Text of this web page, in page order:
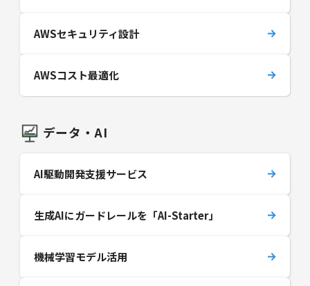
AWSセキュリティ設計
AWSコスト最適化
データ・AI
AI駆動開発支援サービス
生成AIにガードレールを「AI-Starter」
機械学習モデル活用